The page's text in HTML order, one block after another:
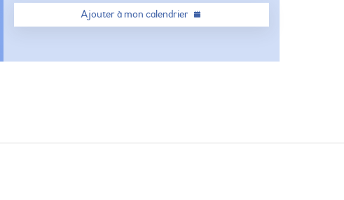
Ajouter à mon calendrier